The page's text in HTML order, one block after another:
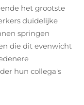
het grootste
duidelijke
springen
die dit evenwicht
hun collega's